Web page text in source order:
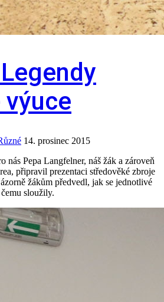
výuce
14. prosinec 2015
nás Pepa Langfelner, náš žák a zároveň
připravil prezentaci středověké zbroje
žákům předvedl, jak se jednotlivé
sloužily.